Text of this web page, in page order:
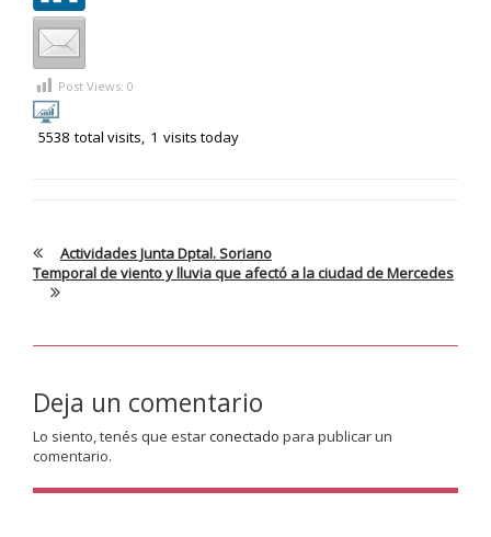
Post Views: 0
5538 total visits, 1 visits today
Actividades Junta Dptal. Soriano
Temporal de viento y lluvia que afectó a la ciudad de Mercedes
Deja un comentario
Lo siento, tenés que estarconectado para publicar un
comentario.